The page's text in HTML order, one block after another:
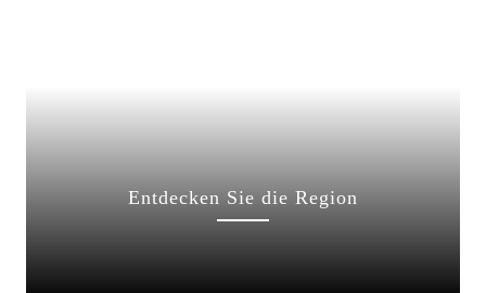
Entdecken Sie die Region